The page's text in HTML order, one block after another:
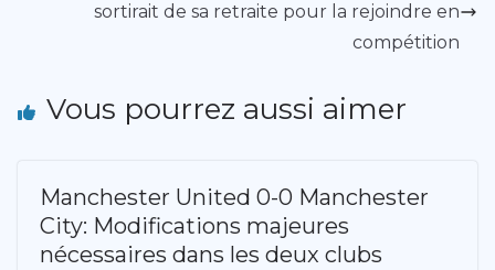
sortirait de sa retraite pour la rejoindre en
compétition
Vous pourrez aussi aimer
Manchester United 0-0 Manchester
City: Modifications majeures
nécessaires dans les deux clubs